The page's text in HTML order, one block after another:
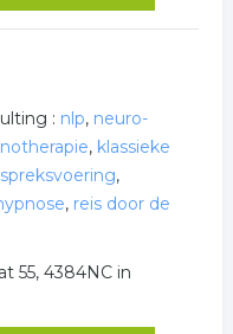
: nlp, neuro-
, klassieke
,
, reis door de
55, 4384NC in